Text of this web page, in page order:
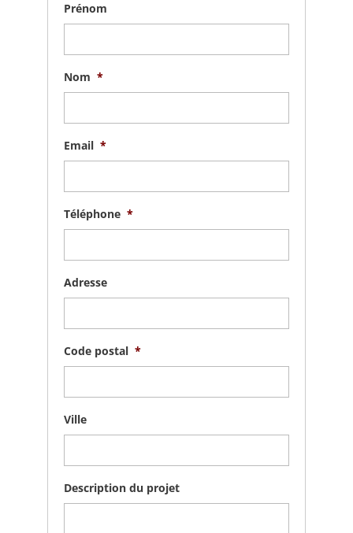
Prénom
Nom *
Email *
Téléphone *
Adresse
Code postal *
Ville
Description du projet